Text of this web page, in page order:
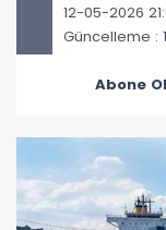
12-05-2026
Güncelleme :
Abone Ol